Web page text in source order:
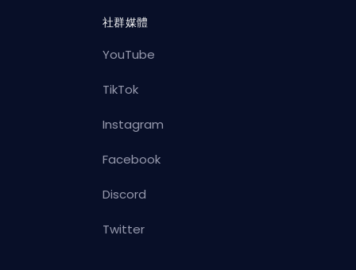
社群媒體
YouTube
TikTok
Instagram
Facebook
Discord
Twitter